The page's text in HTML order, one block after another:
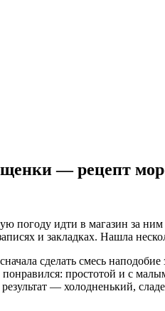
— рецепт
погоду идти в магазин за
и закладках. Нашла
сделать смесь наподобие
простотой и с
— холодненький,